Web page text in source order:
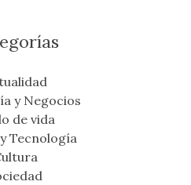
y Negocios
de vida
Tecnología